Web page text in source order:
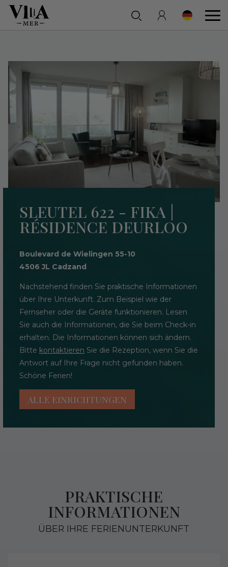
SLEUTEL 622 - FIKA |
RÉSIDENCE DEURLOO
Boulevard de Wielingen 55-10
4506 JL Cadzand
Nachstehend finden Sie praktische Informationen
über Ihre Unterkunft. Zum Beispiel wie der
Fernseher oder die Geräte funktionieren. Lesen
Sie auch die Informationen, die Sie beim Check-in
erhalten. Die Informationen können sich ändern.
Bitte kontaktieren Sie die Rezeption, wenn Sie die
Antwort auf Ihre Frage nicht gefunden haben.
Schöne Ferien!
ALLE EINRICHTUNGEN
PRAKTISCHE
INFORMATIONEN
ÜBER IHRE FERIENUNTERKUNFT